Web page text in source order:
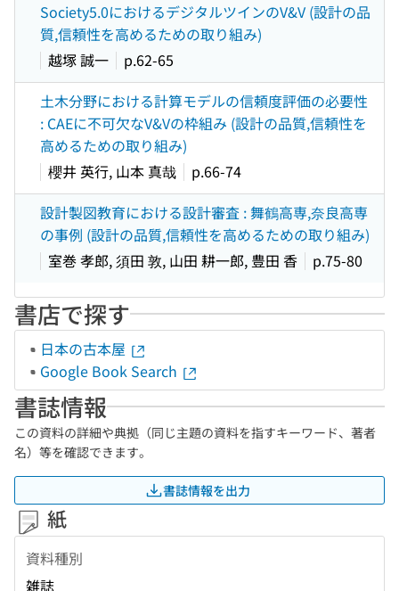
Society5.0におけるデジタルツインのV&V (設計の品
質,信頼性を高めるための取り組み)
越塚 誠一
p.62-65
土木分野における計算モデルの信頼度評価の必要性
: CAEに不可欠なV&Vの枠組み (設計の品質,信頼性を
高めるための取り組み)
櫻井 英行, 山本 真哉
p.66-74
設計製図教育における設計審査 : 舞鶴高専,奈良高専
の事例 (設計の品質,信頼性を高めるための取り組み)
室巻 孝郎, 須田 敦, 山田 耕一郎, 豊田 香
p.75-80
書店で探す
日本の古本屋
Google Book Search
書誌情報
この資料の詳細や典拠（同じ主題の資料を指すキーワード、著者
名）等を確認できます。
書誌情報を出力
紙
資料種別
雑誌